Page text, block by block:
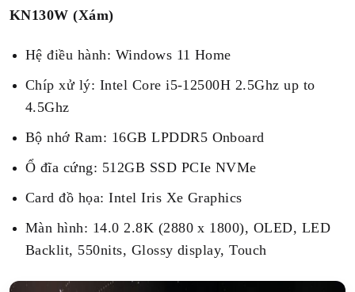
KN130W (Xám)
Hệ điều hành: Windows 11 Home
Chíp xử lý: Intel Core i5-12500H 2.5Ghz up to
4.5Ghz
Bộ nhớ Ram: 16GB LPDDR5 Onboard
Ổ đĩa cứng: 512GB SSD PCIe NVMe
Card đồ họa: Intel Iris Xe Graphics
Màn hình: 14.0 2.8K (2880 x 1800), OLED, LED
Backlit, 550nits, Glossy display, Touch